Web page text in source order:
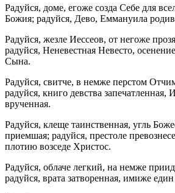
Радуйся, доме, егоже созда Себе для
Божия; радуйся, Дево, Еммануила
Радуйся, жезле Иессеов, от негоже
радуйся, Неневестная Невесто,
Сына.
Радуйся, свитче, в немже перстом
радуйся, книго девства запечатленная,
врученная.
Радуйся, клеще таинственная, угль
приемшая; радуйся, престоле
плотию возседе Христос.
Радуйся, облаче легкий, на немже
радуйся, врата затворенная, имиже